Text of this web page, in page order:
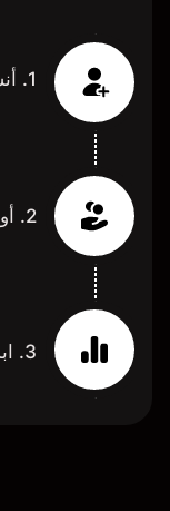
1. أنشئ حسابك (وفقًا لمعايير الأهلية)
2. أودع الأموال بالشروط التي تناسبك
3. ابدأ عندما تكون مستعدًا